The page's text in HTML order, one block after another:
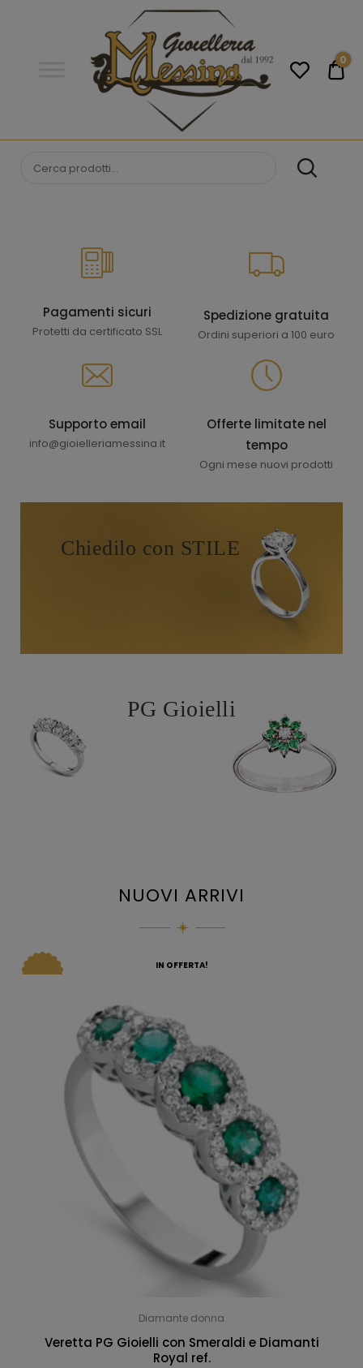
donna. Acquista online i migliori
0
Pagamenti sicuri
Protetti da certificato SSL
Spedizione gratuita
Ordini superiori a 100 euro
Supporto email
info@gioielleriamessina.it
Offerte limitate nel
tempo
Ogni mese nuovi prodotti
Chiedilo con STILE
PG Gioielli
NUOVI ARRIVI
IN OFFERTA!
Diamante donna
Veretta PG Gioielli con Smeraldi e Diamanti
Royal ref.